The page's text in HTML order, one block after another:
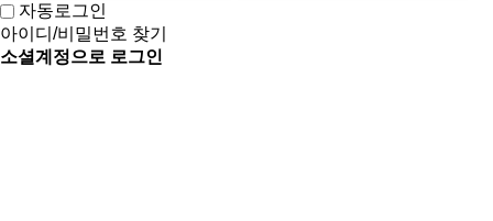
자동로그인
아이디/비밀번호 찾기
소셜계정으로 로그인